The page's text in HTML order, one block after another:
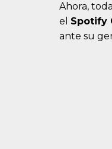
Ahora,
el Spotify
ante su